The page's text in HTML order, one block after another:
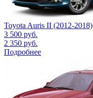
Toyota Auris II (2012-2018)
3 500 руб.
2 350 руб.
Подробнее